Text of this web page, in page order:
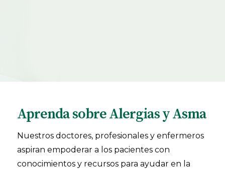
Aprenda sobre Alergias y Asma
Nuestros doctores, profesionales y enfermeros
aspiran empoderar a los pacientes con
conocimientos y recursos para ayudar en la